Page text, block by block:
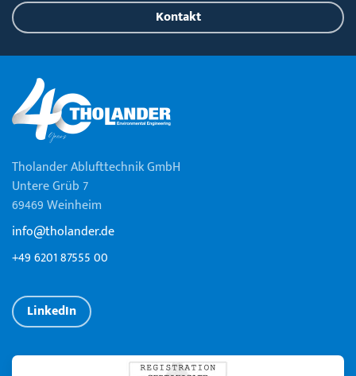
Kontakt
Tholander Ablufttechnik GmbH
Untere Grüb 7
69469 Weinheim
info@tholander.de
+49 6201 87555 00
LinkedIn